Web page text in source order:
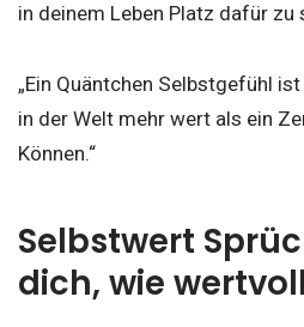
in deinem Leben Platz dafür zu
„Ein Quäntchen Selbstgefühl
in der Welt mehr wert als ein
Können.“
Selbstwert
dich, wie